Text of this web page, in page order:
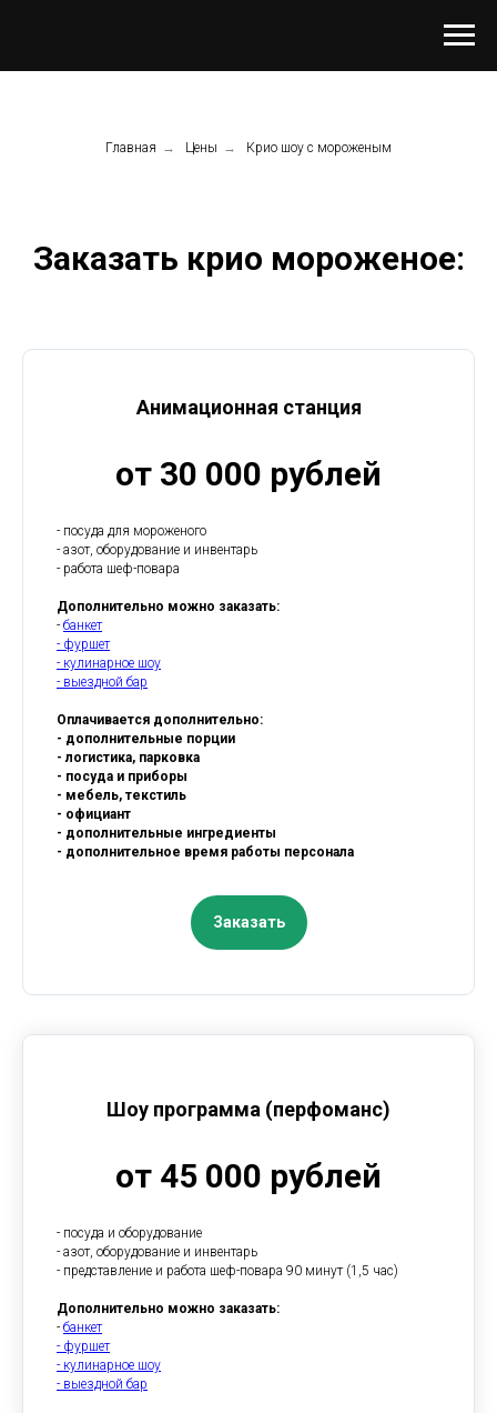
Главная → Цены → Крио шоу с мороженым
Заказать крио мороженое:
Анимационная станция
от 30 000 рублей
- посуда для мороженого
- азот, оборудование и инвентарь
- работа шеф-повара
Дополнительно можно заказать:
- банкет
- фуршет
- кулинарное шоу
- выездной бар
Оплачивается дополнительно:
- дополнительные порции
- логистика, парковка
- посуда и приборы
- мебель, текстиль
- официант
- дополнительные ингредиенты
- дополнительное время работы персонала
Заказать
Шоу программа (перфоманс)
от 45 000 рублей
- посуда и оборудование
- азот, оборудование и инвентарь
- представление и работа шеф-повара 90 минут (1,5 час)
Дополнительно можно заказать:
- банкет
- фуршет
- кулинарное шоу
- выездной бар